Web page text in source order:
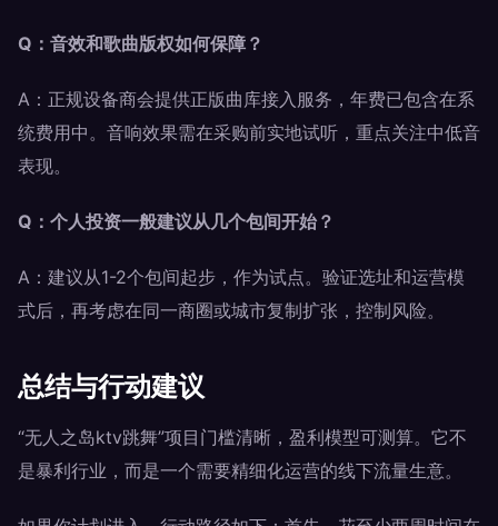
Q：音效和歌曲版权如何保障？
A：正规设备商会提供正版曲库接入服务，年费已包含在系
统费用中。音响效果需在采购前实地试听，重点关注中低音
表现。
Q：个人投资一般建议从几个包间开始？
A：建议从1-2个包间起步，作为试点。验证选址和运营模
式后，再考虑在同一商圈或城市复制扩张，控制风险。
总结与行动建议
“无人之岛ktv跳舞”项目门槛清晰，盈利模型可测算。它不
是暴利行业，而是一个需要精细化运营的线下流量生意。